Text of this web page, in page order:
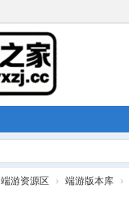
端游资源区 › 端游版本库 ›